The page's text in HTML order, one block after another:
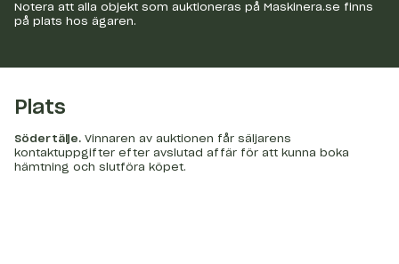
Notera att alla objekt som auktioneras på Maskinera.se finns
på plats hos ägaren.
Plats
Södertälje. Vinnaren av auktionen får säljarens
kontaktuppgifter efter avslutad affär för att kunna boka
hämtning och slutföra köpet.